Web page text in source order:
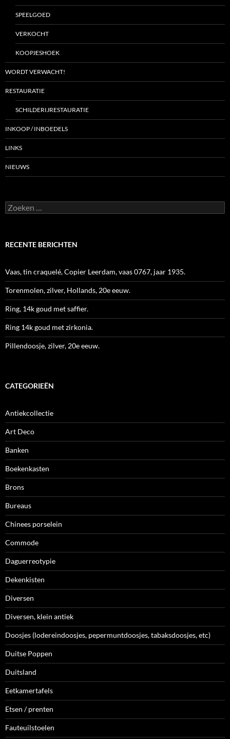
SPEELGOED
VERKOCHT
KOOPJESHOEK
WORDT VERWACHT!
RESTAURATIE
SCHILDERIJRESTAURATIE
INKOOP / INBOEDELS
LINKS
NIEUWS
Zoeken
naar:
RECENTE BERICHTEN
Vaas, tin craquelé, Copier Leerdam, vaas 0767, jaar 1935.
Torenmolen, zilver, Hollands, 20e eeuw.
Ring, 14k goud met saffier.
Ring 14k goud met zirkonia.
Pillendoosje, zilver, 20e eeuw.
CATEGORIEËN
Antiekcollectie
Art Deco
Banken
Boekenkasten
Brons
Bureaus
Chinees porselein
Commode
Daguerreotypie
Dekenkisten
Diversen
Diversen, klein antiek
Doosjes (lodereindoosjes, pepermuntdoosjes, tabaksdoosjes, etc)
Duitse Poppen
Duitsland
Eetkamertafels
Etsen / prenten
Fauteuilstoelen